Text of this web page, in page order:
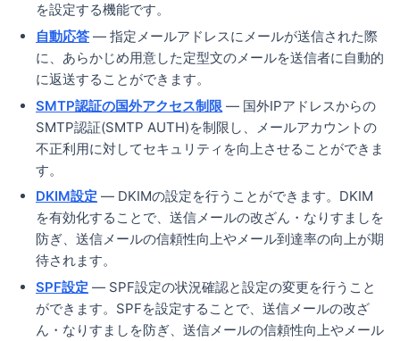
を設定する機能です。
自動応答 — 指定メールアドレスにメールが送信された際
に、あらかじめ用意した定型文のメールを送信者に自動的
に返送することができます。
SMTP認証の国外アクセス制限 — 国外IPアドレスからの
SMTP認証(SMTP AUTH)を制限し、メールアカウントの
不正利用に対してセキュリティを向上させることができま
す。
DKIM設定 — DKIMの設定を行うことができます。DKIM
を有効化することで、送信メールの改ざん・なりすましを
防ぎ、送信メールの信頼性向上やメール到達率の向上が期
待されます。
SPF設定 — SPF設定の状況確認と設定の変更を行うこと
ができます。SPFを設定することで、送信メールの改ざ
ん・なりすましを防ぎ、送信メールの信頼性向上やメール